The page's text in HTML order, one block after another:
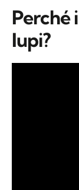
Perché
lupi?